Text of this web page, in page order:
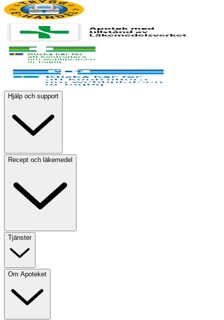
Hjälp och support
Recept och läkemedel
Tjänster
Om Apoteket